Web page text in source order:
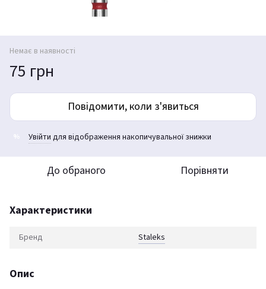
Немає в наявності
75 грн
Повідомити, коли з'явиться
Увійти для відображення накопичувальної знижки
До обраного Порівняти
Характеристики
Бренд Staleks
Опис